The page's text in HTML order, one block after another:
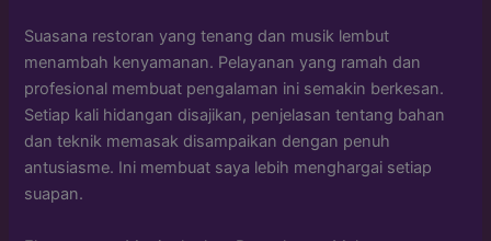
Suasana restoran yang tenang dan musik lembut
menambah kenyamanan. Pelayanan yang ramah dan
profesional membuat pengalaman ini semakin berkesan.
Setiap kali hidangan disajikan, penjelasan tentang bahan
dan teknik memasak disampaikan dengan penuh
antusiasme. Ini membuat saya lebih menghargai setiap
suapan.